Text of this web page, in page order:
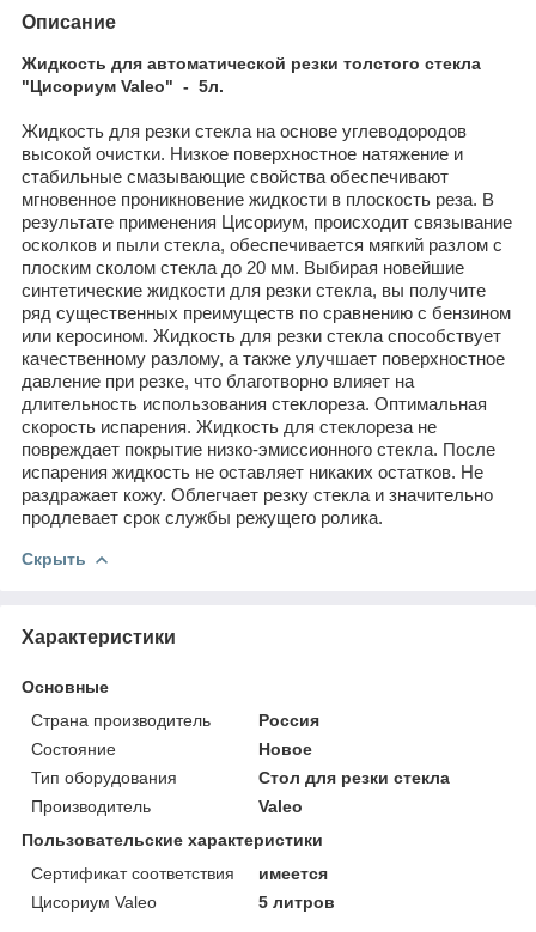
Описание
Жидкость для автоматической резки толстого стекла
"Цисориум Valeo" - 5л.
Жидкость для резки стекла на основе углеводородов
высокой очистки. Низкое поверхностное натяжение и
стабильные смазывающие свойства обеспечивают
мгновенное проникновение жидкости в плоскость реза. В
результате применения Цисориум, происходит связывание
осколков и пыли стекла, обеспечивается мягкий разлом с
плоским сколом стекла до 20 мм. Выбирая новейшие
синтетические жидкости для резки стекла, вы получите
ряд существенных преимуществ по сравнению с бензином
или керосином. Жидкость для резки стекла способствует
качественному разлому, а также улучшает поверхностное
давление при резке, что благотворно влияет на
длительность использования стеклореза. Оптимальная
скорость испарения. Жидкость для стеклореза не
повреждает покрытие низко-эмиссионного стекла. После
испарения жидкость не оставляет никаких остатков. Не
раздражает кожу. Облегчает резку стекла и значительно
продлевает срок службы режущего ролика.
Скрыть
Характеристики
Основные
Страна производитель
Россия
Состояние
Новое
Тип оборудования
Стол для резки стекла
Производитель
Valeo
Пользовательские характеристики
Сертификат соответствия
имеется
Цисориум Valeo
5 литров